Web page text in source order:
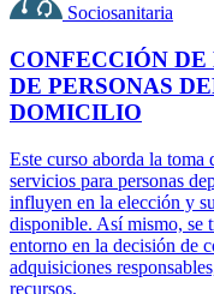
Sociosanitaria
CONFECCIÓN
DE PERSONAS
DOMICILIO
Este curso aborda la toma
servicios para personas
influyen en la elección y
disponible. Así mismo, se
entorno en la decisión de
adquisiciones
recursos.